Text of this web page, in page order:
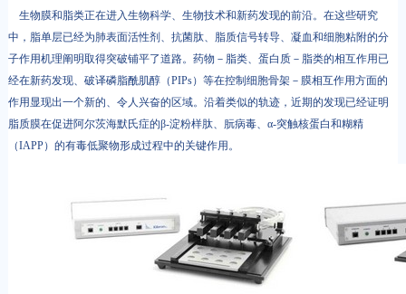
生物膜和脂类正在进入生物科学、生物技术和新药发现的前沿。在这些研究
中，脂单层已经为肺表面活性剂、抗菌肽、脂质信号转导、凝血和细胞粘附的分
子作用机理阐明取得突破铺平了道路。药物－脂类、蛋白质－脂类的相互作用已
经在新药发现、破译磷脂酰肌醇（PIPs）等在控制细胞骨架－膜相互作用方面的
作用显现出一个新的、令人兴奋的区域。沿着类似的轨迹，近期的发现已经证明
脂质膜在促进阿尔茨海默氏症的β-淀粉样肽、朊病毒、α-突触核蛋白和糊精
（IAPP）的有毒低聚物形成过程中的关键作用。